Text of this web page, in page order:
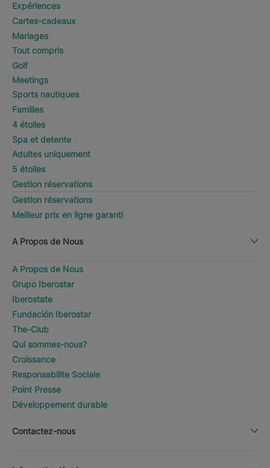
Expériences
Cartes-cadeaux
Mariages
Tout compris
Golf
Meetings
Sports nautiques
Familles
4 étoiles
Spa et detente
Adultes uniquement
5 étoiles
Gestion réservations
Gestion réservations
Meilleur prix en ligne garanti
A Propos de Nous
A Propos de Nous
Grupo Iberostar
Iberostate
Fundación Iberostar
The-Club
Qui sommes-nous?
Croissance
Responsabilite Sociale
Point Presse
Développement durable
Contactez-nous